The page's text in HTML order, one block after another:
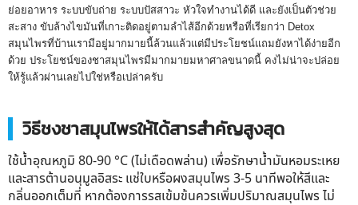
ย่อยอาหาร ระบบขับถ่าย ระบบปัสสาวะ หัวใจทำงานได้ดี และยังเป็นตัวช่วย
สะสาง ขับล้างไขมันที่เกาะติดอยู่ตามลำไส้อีกด้วยหรือที่เรียกว่า Detox
สมุนไพรที่บ้านเรามีอยู่มากมายนี้ล้วนแล้วแต่มีประโยชน์แถมยังหาได้ง่ายอีก
ด้วย ประโยชน์ของชาสมุนไพรมีมากมายมหาศาลขนาดนี้ คงไม่น่าจะปล่อย
ให้รู้แล้วผ่านเลยไปใช่หรือเปล่าครับ
วิธีชงชาสมุนไพรให้ได้สารสำคัญสูงสุด
ใช้น้ำอุณหภูมิ 80-90 °C (ไม่เดือดพล่าน) เพื่อรักษาน้ำมันหอมระเหย
และสารต้านอนุมูลอิสระ แช่ใบหรือผงสมุนไพร 3-5 นาทีพอให้สีและ
กลิ่นออกเต็มที่ หากต้องการรสเข้มข้นควรเพิ่มปริมาณสมุนไพร ไม่